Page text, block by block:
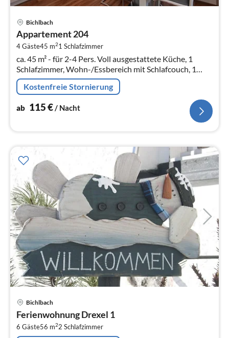
Bichlbach
Appartement 204
4 Gäste45 m21 Schlafzimmer
ca. 45 m² - für 2-4 Pers. Voll ausgestattete Küche, 1
Schlafzimmer, Wohn-/Essbereich mit Schlafcouch, 1
Badezimmer mit DU/WC, SAT-TV, kostenloses W-LAN
Kostenfreie Stornierung
ab 115€/ Nacht
Bichlbach
Ferienwohnung Drexel 1
6 Gäste56 m22 Schlafzimmer